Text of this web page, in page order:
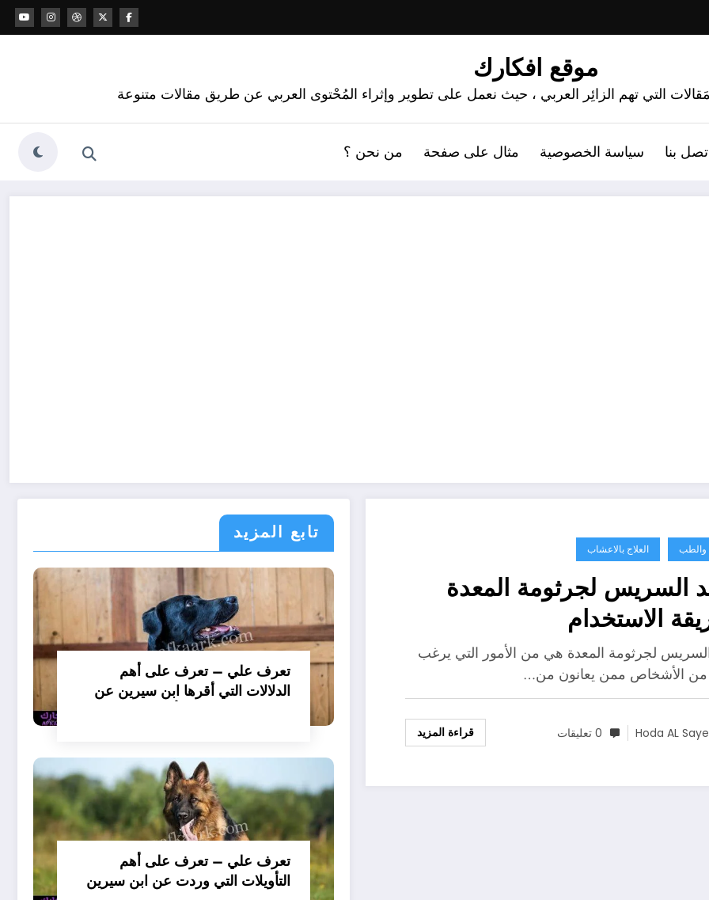
موقع افكارك
التي تهم الزائِر العربي ، حيث نعمل على تطوير وإثراء المُحْتوى العربي عن طريق مقالات متنوعة
بنا سياسة الخصوصية مثال على صفحة من نحن ؟
والطب العلاج بالاعشاب
السريس لجرثومة المعدة
الاستخدام
لجرثومة المعدة هي من الأمور التي يرغب
من الأشخاص ممن يعانون من…
Hoda AL 0 تعليقات قراءة المزيد
تابع المزيد
تعرف علي – تعرف على أهم
الدلالات التي أقرها ابن سيرين عن
تعرف علي – تعرف على أهم
التأويلات التي وردت عن ابن سيرين